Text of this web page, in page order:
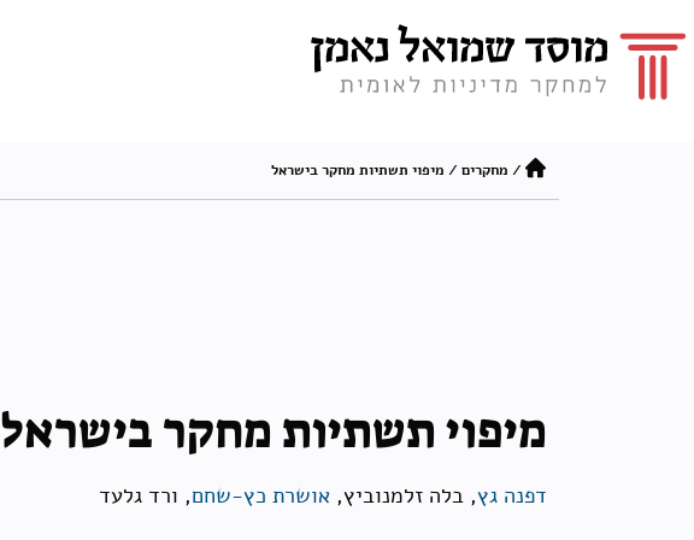
/ מחקרים / מיפוי תשתיות מחקר בישראל
מיפוי תשתיות מחקר בישראל
דפנה גץ, בלה זלמנוביץ, אושרת כץ-שחם, ורד גלעד